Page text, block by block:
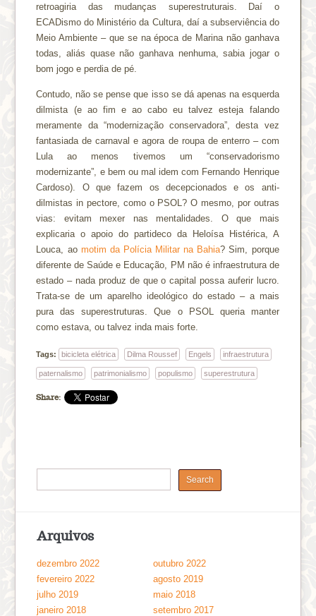
retroagiria das mudanças superestruturais. Daí o
ECADismo do Ministério da Cultura, daí a subserviência do
Meio Ambiente – que se na época de Marina não ganhava
todas, aliás quase não ganhava nenhuma, sabia jogar o
bom jogo e perdia de pé.
Contudo, não se pense que isso se dá apenas na esquerda
dilmista (e ao fim e ao cabo eu talvez esteja falando
meramente da “modernização conservadora”, desta vez
fantasiada de carnaval e agora de roupa de enterro – com
Lula ao menos tivemos um “conservadorismo
modernizante”, e bem ou mal idem com Fernando Henrique
Cardoso). O que fazem os decepcionados e os anti-
dilmistas in pectore, como o PSOL? O mesmo, por outras
vias: evitam mexer nas mentalidades. O que mais
explicaria o apoio do partideco da Heloísa Histérica, A
Louca, ao motim da Polícia Militar na Bahia? Sim, porque
diferente de Saúde e Educação, PM não é infraestrutura de
estado – nada produz de que o capital possa auferir lucro.
Trata-se de um aparelho ideológico do estado – a mais
pura das superestruturas. Que o PSOL queria manter
como estava, ou talvez inda mais forte.
Tags: bicicleta elétrica Dilma Roussef Engels infraestrutura
paternalismo patrimonialismo populismo superestrutura
Share:
Arquivos
dezembro 2022
outubro 2022
fevereiro 2022
agosto 2019
julho 2019
maio 2018
janeiro 2018
setembro 2017